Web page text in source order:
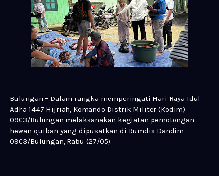
Bulungan – Dalam rangka memperingati Hari Raya Idul
Adha 1447 Hijriah, Komando Distrik Militer (Kodim)
0903/Bulungan melaksanakan kegiatan pemotongan
hewan qurban yang dipusatkan di Rumdis Dandim
0903/Bulungan, Rabu (27/05).